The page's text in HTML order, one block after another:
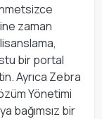
zaman
bir portal
Ayrıca Zebra
Yönetimi
bağımsız bir